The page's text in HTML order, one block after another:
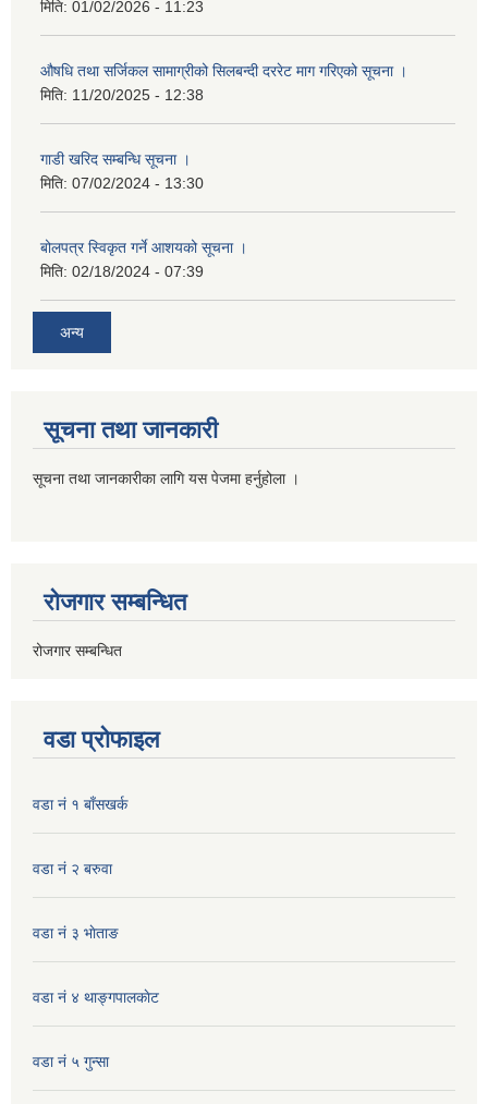
मिति: 01/02/2026 - 11:23
औषधि तथा सर्जिकल सामाग्रीको सिलबन्दी दररेट माग गरिएको सूचना ।
मिति: 11/20/2025 - 12:38
गाडी खरिद सम्बन्धि सूचना ।
मिति: 07/02/2024 - 13:30
बोलपत्र स्विकृत गर्ने आशयको सूचना ।
मिति: 02/18/2024 - 07:39
अन्य
सूचना तथा जानकारी
सूचना तथा जानकारीका लागि यस पेजमा हर्नुहोला ।
रोजगार सम्बन्धित
रोजगार सम्बन्धित
वडा प्रोफाइल
वडा नं १ बाँसखर्क
वडा नं २ बरुवा
वडा नं ३ भाेताङ
वडा नं ४ थाङ्गपालकाेट
वडा नं ५ गुन्सा